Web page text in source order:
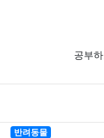
공부
반려동물